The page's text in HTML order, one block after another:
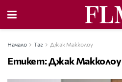
Начало Таг Джак Макколоу
Етикет:Джак Макколоу